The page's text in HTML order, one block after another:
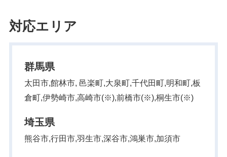
対応エリア
群馬県
太田市,館林市, 邑楽町,大泉町,千代田町,明和町,板
倉町,伊勢崎市,高崎市(※),前橋市(※),桐生市(※)
埼玉県
熊谷市,行田市,羽生市,深谷市,鴻巣市,加須市